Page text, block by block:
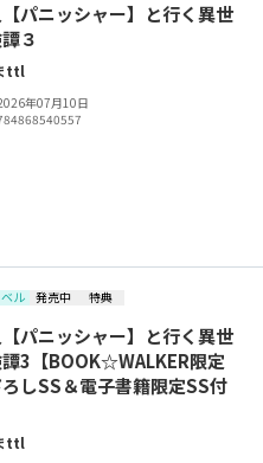
パニッシャー】と行く異世
３
ttl
年07月10日
ル 発売中 特典
パニッシャー】と行く異世
3【BOOK☆WALKER限定
しSS＆電子書籍限定SS付
ttl